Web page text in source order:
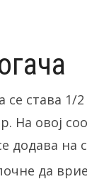
става 1/2
На овој
додава на
да